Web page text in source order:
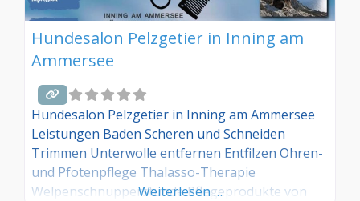
Hundesalon Pelzgetier in Inning am
Ammersee
Hundesalon Pelzgetier in Inning am Ammersee
Leistungen Baden Scheren und Schneiden
Trimmen Unterwolle entfernen Entfilzen Ohren-
und Pfotenpflege Thalasso-Therapie
Welpenschnupperstunde Pflegeprodukte von
Weiterlesen …